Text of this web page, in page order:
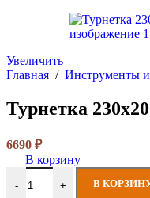
Увеличить
Главная / Инструменты и
Турнетка
6690 ₽
В корзину
-
Количество товара
+ В